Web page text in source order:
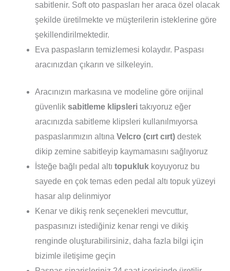
sabitlenir. Soft oto paspasları her araca özel olacak
şekilde üretilmekte ve müşterilerin isteklerine göre
şekillendirilmektedir.
Eva paspasların temizlemesi kolaydır. Paspası
aracınızdan çıkarın ve silkeleyin.
Aracınızın markasına ve modeline göre orijinal
güvenlik sabitleme klipsleri takıyoruz eğer
aracınızda sabitleme klipsleri kullanılmıyorsa
paspaslarımızın altına Velcro (cırt cırt) destek
dikip zemine sabitleyip kaymamasını sağlıyoruz
İsteğe bağlı pedal altı topukluk koyuyoruz bu
sayede en çok temas eden pedal altı topuk yüzeyi
hasar alıp delinmiyor
Kenar ve dikiş renk seçenekleri mevcuttur,
paspasınızı istediğiniz kenar rengi ve dikiş
renginde oluşturabilirsiniz, daha fazla bilgi için
bizimle iletişime geçin